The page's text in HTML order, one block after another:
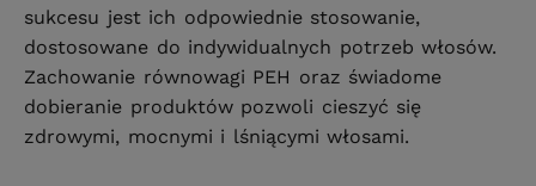
sukcesu jest ich odpowiednie stosowanie,
dostosowane do indywidualnych potrzeb włosów.
Zachowanie równowagi PEH oraz świadome
dobieranie produktów pozwoli cieszyć się
zdrowymi, mocnymi i lśniącymi włosami.